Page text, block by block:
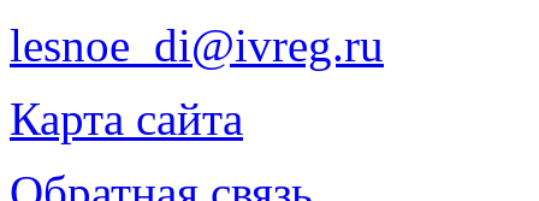
lesnoe_di@ivreg.ru
Карта сайта